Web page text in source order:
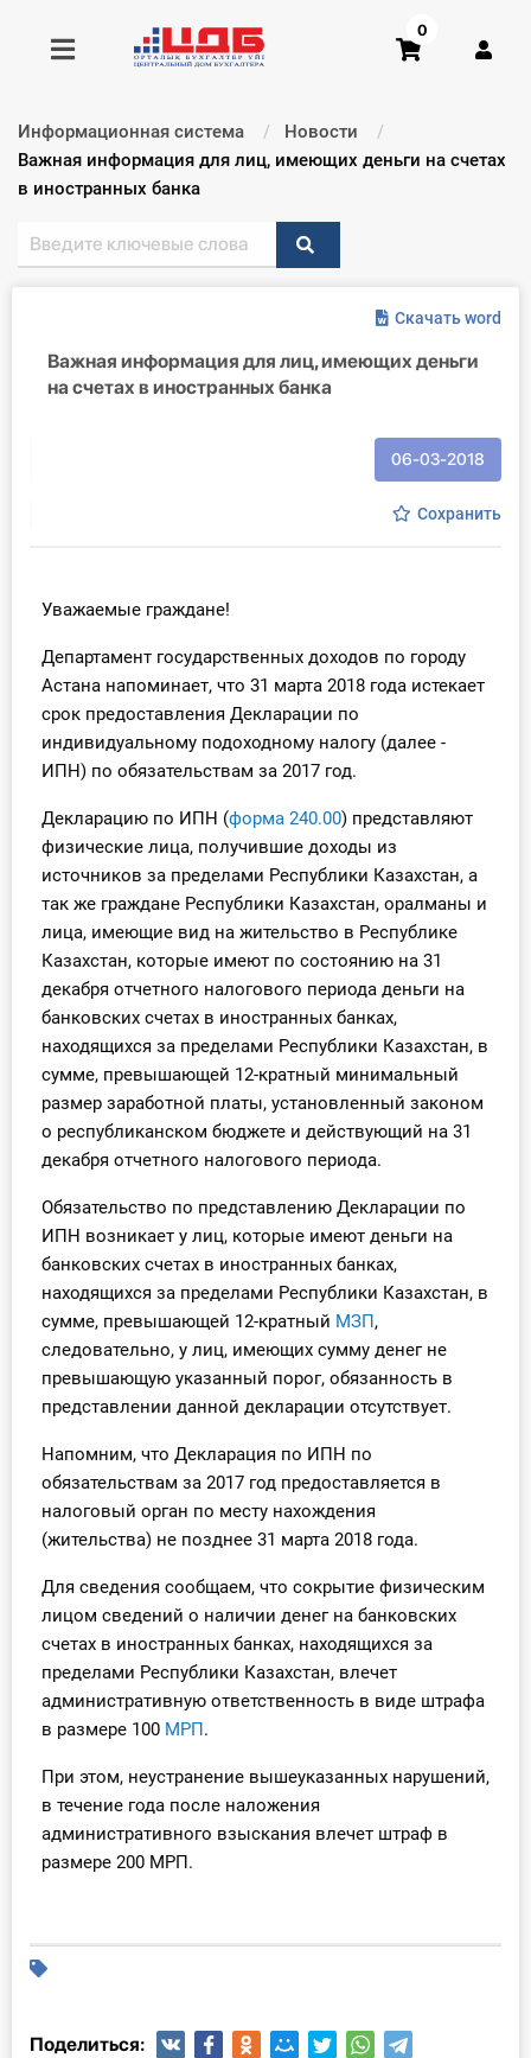
Получить консультацию
Главная ИС
Консультации
Вебинары
Справочник бухгалтера
Участник ВЭД
Кадры. Труд. Зарплата.
Учет по отраслям
Юридический помощник
Интернет-магазин
О Системе
Обучение
Тестирование для
бухгалтера
0
Информационная система
Новости
Текущий:
Важная информация для лиц, имеющих деньги на счетах
в иностранных банка
Скачать word
Важная информация для лиц, имеющих деньги
на счетах в иностранных банка
06-03-2018
Сохранить
Уважаемые граждане!
Департамент государственных доходов по городу
Астана напоминает, что 31 марта 2018 года истекает
срок предоставления Декларации по
индивидуальному подоходному налогу (далее -
ИПН) по обязательствам за 2017 год.
Декларацию по ИПН (форма 240.00) представляют
физические лица, получившие доходы из
источников за пределами Республики Казахстан, а
так же граждане Республики Казахстан, оралманы и
лица, имеющие вид на жительство в Республике
Казахстан, которые имеют по состоянию на 31
декабря отчетного налогового периода деньги на
банковских счетах в иностранных банках,
находящихся за пределами Республики Казахстан, в
сумме, превышающей 12-кратный минимальный
размер заработной платы, установленный законом
о республиканском бюджете и действующий на 31
декабря отчетного налогового периода.
Обязательство по представлению Декларации по
ИПН возникает у лиц, которые имеют деньги на
банковских счетах в иностранных банках,
находящихся за пределами Республики Казахстан, в
сумме, превышающей 12-кратный МЗП ,
следовательно, у лиц, имеющих сумму денег не
превышающую указанный порог, обязанность в
представлении данной декларации отсутствует.
Напомним, что Декларация по ИПН по
обязательствам за 2017 год предоставляется в
налоговый орган по месту нахождения
(жительства) не позднее 31 марта 2018 года.
Для сведения сообщаем, что сокрытие физическим
лицом сведений о наличии денег на банковских
счетах в иностранных банках, находящихся за
пределами Республики Казахстан, влечет
административную ответственность в виде штрафа
в размере 100 МРП .
При этом, неустранение вышеуказанных нарушений,
в течение года после наложения
административного взыскания влечет штраф в
размере 200 МРП.
Поделиться: